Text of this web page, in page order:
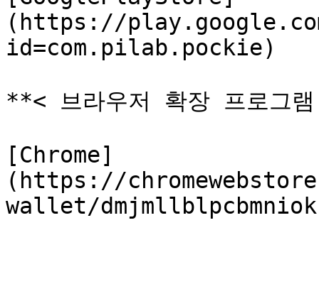
(https://
id=com.pilab.pockie)
**< 브라우저 확장 프로그
[Chrome]
(https://